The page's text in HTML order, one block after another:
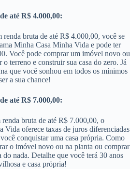
até R$ 4.000,00:
bruta de até R$ 4.000,00, você se
Minha Casa Minha Vida e pode ter
Você pode comprar um imóvel novo ou
terreno e construir sua casa do zero. Já
que você sonhou em todos os mínimos
a sua chance!
até R$ 7.000,00:
bruta de até R$ 7.000,00​, o
Vida oferece taxas de juros diferenciadas
conquistar uma casa própria. Como
o imóvel novo ou na planta ou comprar
do nada. Detalhe que você terá 30 anos
e casa própria!